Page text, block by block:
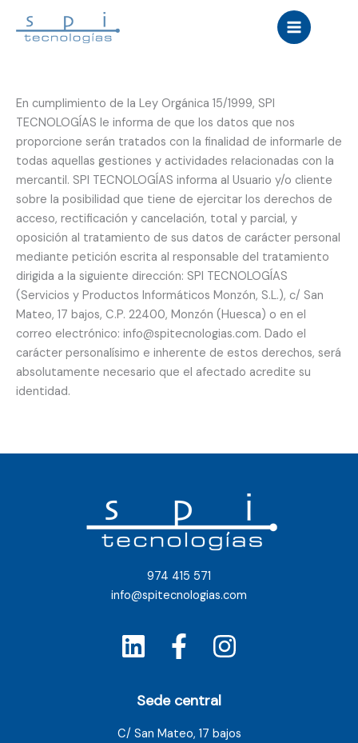
contenido
En cumplimiento de la Ley Orgánica 15/1999, SPI
TECNOLOGÍAS le informa de que los datos que nos
proporcione serán tratados con la finalidad de informarle de
todas aquellas gestiones y actividades relacionadas con la
mercantil. SPI TECNOLOGÍAS informa al Usuario y/o cliente
sobre la posibilidad que tiene de ejercitar los derechos de
acceso, rectificación y cancelación, total y parcial, y
oposición al tratamiento de sus datos de carácter personal
mediante petición escrita al responsable del tratamiento
dirigida a la siguiente dirección: SPI TECNOLOGÍAS
(Servicios y Productos Informáticos Monzón, S.L.), c/ San
Mateo, 17 bajos, C.P. 22400, Monzón (Huesca) o en el
correo electrónico: info@spitecnologias.com. Dado el
carácter personalísimo e inherente de estos derechos, será
absolutamente necesario que el afectado acredite su
identidad.
974 415 571
info@spitecnologias.com
Sede central
C/ San Mateo, 17 bajos